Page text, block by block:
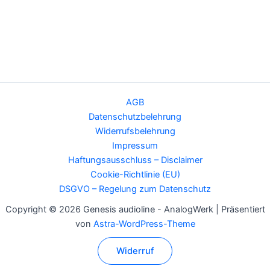
AGB
Datenschutzbelehrung
Widerrufsbelehrung
Impressum
Haftungsausschluss – Disclaimer
Cookie-Richtlinie (EU)
DSGVO – Regelung zum Datenschutz
Copyright © 2026 Genesis audioline - AnalogWerk | Präsentiert
von Astra-WordPress-Theme
Widerruf